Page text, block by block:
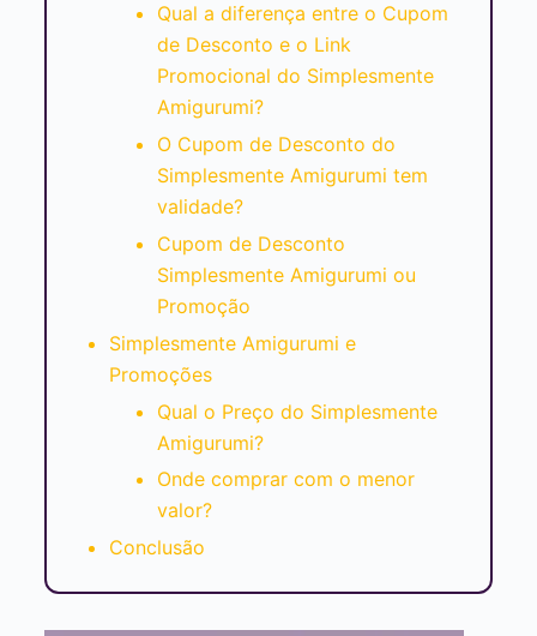
Qual a diferença entre o Cupom
de Desconto e o Link
Promocional do Simplesmente
Amigurumi?
O Cupom de Desconto do
Simplesmente Amigurumi tem
validade?
Cupom de Desconto
Simplesmente Amigurumi ou
Promoção
Simplesmente Amigurumi e
Promoções
Qual o Preço do Simplesmente
Amigurumi?
Onde comprar com o menor
valor?
Conclusão